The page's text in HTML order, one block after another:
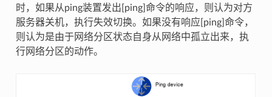
时，如果从ping装置发出[ping]命令的响应，则认为对方
服务器关机，执行失效切换。如果没有响应[ping]命令，
则认为是由于网络分区状态自身从网络中孤立出来，执
行网络分区的动作。